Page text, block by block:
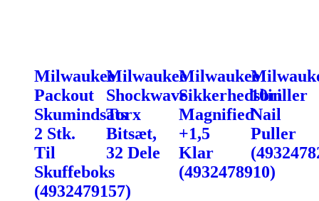
Milwaukee
Packout
Skumindsats
2 Stk.
Til
Skuffeboks
(4932479157)
Milwaukee
Shockwave
Torx
Bitsæt,
32 Dele
Milwaukee
Sikkerhedsbriller
Magnified
+1,5
Klar
(4932478910)
10in
Nail
Puller